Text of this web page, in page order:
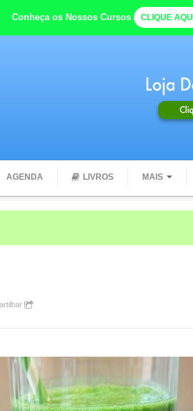
AGENDA LIVROS MAIS
quando você começa o dia com ÁGUA
Conheça os Nossos Cursos CLIQUE AQUI